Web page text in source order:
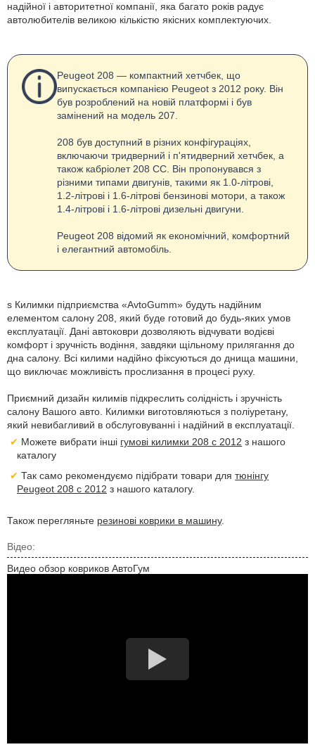
надійної і авторитетної компанії, яка багато років радує
автолюбителів великою кількістю якісних комплектуючих.
Peugeot 208 — компактний хетчбек, що
випускається компанією Peugeot з 2012 року. Він
був розроблений на новій платформі і був
замінений на модель 207.
208 був доступний в різних конфігураціях,
включаючи тридверний і п'ятидверний хетчбек, а
також кабріолет 208 CC. Він пропонувався з
різними типами двигунів, такими як 1.0-літрові,
1.2-літрові і 1.6-літрові бензинові мотори, а також
1.4-літрові і 1.6-літрові дизельні двигуни.
Peugeot 208 відомий як економічний, комфортний
і елегантний автомобіль.
s Килимки підприємства «AvtoGumm» будуть надійним
елементом салону 208, який буде готовий до будь-яких умов
експлуатації. Дані автоковри дозволяють відчувати водієві
комфорт і зручність водіння, завдяки щільному прилягання до
дна салону. Всі килими надійно фіксуються до днища машини,
що виключає можливість прослизання в процесі руху.
Приємний дизайн килимів підкреслить солідність і зручність
салону Вашого авто. Килимки виготовляються з поліуретану,
який невибагливий в обслуговуванні і надійний в експлуатації.
Можете вибрати інші гумові килимки 208 с 2012 з нашого
каталогу
Так само рекомендуємо підібрати товари длятюнінгу
Peugeot 208 с 2012 з нашого каталогу.
Також перегляньте резинові коврики в машину.
Відео:
Видео обзор ковриков АвтоГум